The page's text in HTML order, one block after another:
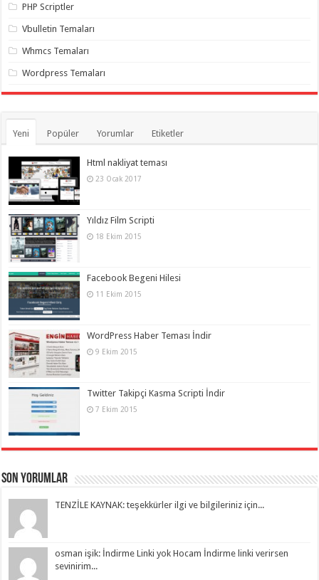
gaziantep
gaziantep
gaziantep
twitter
hilesi,
takipçi
hilesi
instagram
hilesi,
PHP Scriptler
Vbulletin Temaları
Whmcs Temaları
Wordpress Temaları
Yeni Popüler Yorumlar Etiketler
Html nakliyat teması
23 Ocak 2017
Yıldız Film Scripti
18 Ekim 2015
Facebook Begeni Hilesi
11 Ekim 2015
WordPress Haber Teması İndir
9 Ekim 2015
Twitter Takipçi Kasma Scripti İndir
7 Ekim 2015
Son Yorumlar
TENZİLE KAYNAK: teşekkürler ilgi ve bilgileriniz için...
osman işik: İndirme Linki yok Hocam İndirme linki verirsen
sevinirim...